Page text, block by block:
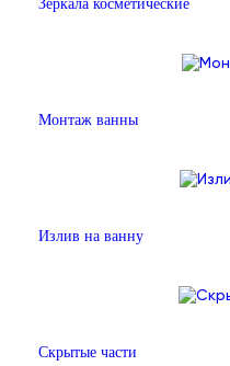
Зеркала косметические
Монтаж ванны
Излив на ванну
Скрытые части